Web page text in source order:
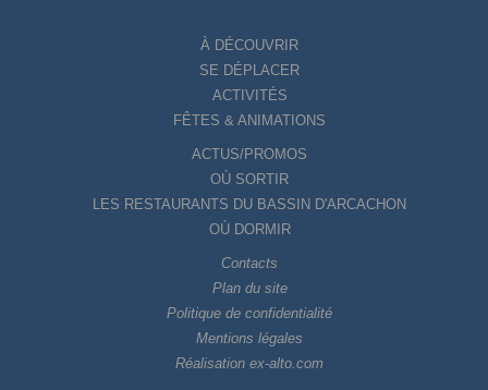
À DÉCOUVRIR
SE DÉPLACER
ACTIVITÉS
FÊTES & ANIMATIONS
ACTUS/PROMOS
OÙ SORTIR
LES RESTAURANTS DU BASSIN D'ARCACHON
OÙ DORMIR
Contacts
Plan du site
Politique de confidentialité
Mentions légales
Réalisation ex-alto.com